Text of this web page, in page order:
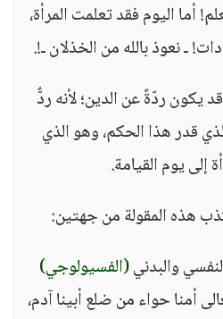
أما اليوم فقد تعلمت المرأة،
ـ نعوذ بالله من الخذلان ـ!.
يكون ردّةً عن الدين؛ لأنه ردٌّ
قدر هذا الحكم، وهو الذي
إلى يوم القيامة.
هذه المقولة من جهتين:
والبدني(الفسيولوجي)
أمنا حواء من ضلع أبينا آدم،